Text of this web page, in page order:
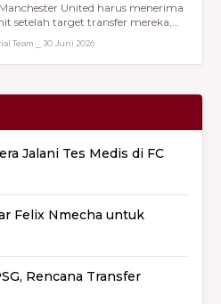
United harus menerima
setelah target transfer mereka,
Team ⎯ 30 Juni 2026
Jalani Tes Medis di FC
Felix Nmecha untuk
Rencana Transfer